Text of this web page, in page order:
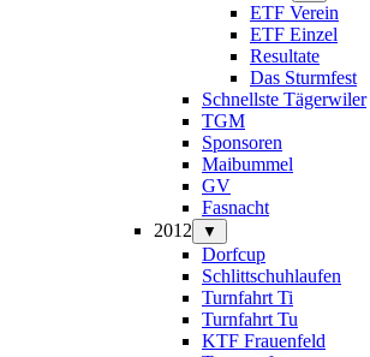
ETF Verein
ETF Einzel
Resultate
Das Sturmfest
Schnellste Tägerwiler
TGM
Sponsoren
Maibummel
GV
Fasnacht
2012
▼
Dorfcup
Schlittschuhlaufen
Turnfahrt Ti
Turnfahrt Tu
KTF Frauenfeld